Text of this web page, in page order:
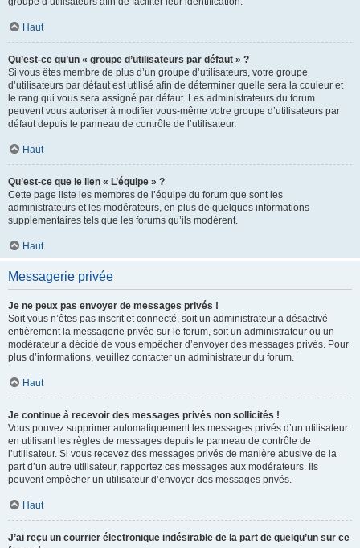
Haut
Qu’est-ce qu’un « groupe d’utilisateurs par défaut » ?
Si vous êtes membre de plus d’un groupe d’utilisateurs, votre groupe
d’utilisateurs par défaut est utilisé afin de déterminer quelle sera la couleur et
le rang qui vous sera assigné par défaut. Les administrateurs du forum
peuvent vous autoriser à modifier vous-même votre groupe d’utilisateurs par
défaut depuis le panneau de contrôle de l’utilisateur.
Haut
Qu’est-ce que le lien « L’équipe » ?
Cette page liste les membres de l’équipe du forum que sont les
administrateurs et les modérateurs, en plus de quelques informations
supplémentaires tels que les forums qu’ils modèrent.
Haut
Messagerie privée
Je ne peux pas envoyer de messages privés !
Soit vous n’êtes pas inscrit et connecté, soit un administrateur a désactivé
entièrement la messagerie privée sur le forum, soit un administrateur ou un
modérateur a décidé de vous empêcher d’envoyer des messages privés. Pour
plus d’informations, veuillez contacter un administrateur du forum.
Haut
Je continue à recevoir des messages privés non sollicités !
Vous pouvez supprimer automatiquement les messages privés d’un utilisateur
en utilisant les règles de messages depuis le panneau de contrôle de
l’utilisateur. Si vous recevez des messages privés de manière abusive de la
part d’un autre utilisateur, rapportez ces messages aux modérateurs. Ils
peuvent empêcher un utilisateur d’envoyer des messages privés.
Haut
J’ai reçu un courrier électronique indésirable de la part de quelqu’un sur ce